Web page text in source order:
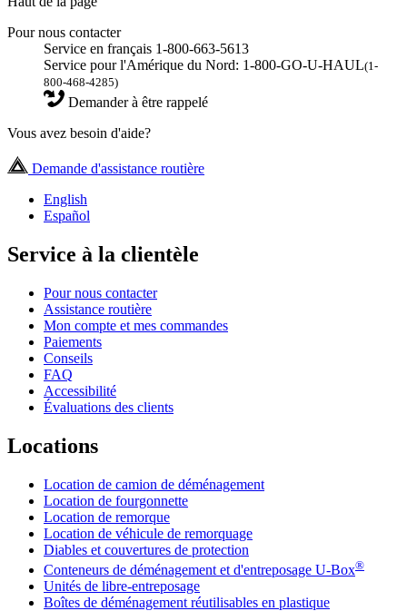
Pour nous contacter
Service en français 1-800-663-5613
Service pour l'Amérique du Nord: 1-800-GO-U-HAUL(1-
800-468-4285)
Demander à être rappelé
Vous avez besoin d'aide?
Demande d'assistance routière
English
Español
Service à la clientèle
Pour nous contacter
Assistance routière
Mon compte et mes commandes
Paiements
Conseils
FAQ
Accessibilité
Évaluations des clients
Locations
Location de camion de déménagement
Location de fourgonnette
Location de remorque
Location de véhicule de remorquage
Diables et couvertures de protection
Conteneurs de déménagement et d'entreposage U-Box®
Unités de libre-entreposage
Boîtes de déménagement réutilisables en plastique